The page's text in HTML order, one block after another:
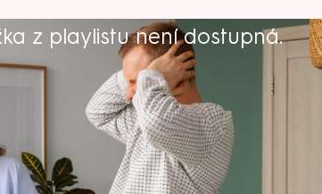
z playlistu není dostupná.
někdy naprosto skvělé a přátelské,
bydlení v pořádnou zkoušku nervů
mít vedle sebe sousedy, kteří jsou
klid ostatních. Jenže ne každý člověk
a pořádku ve společných
sebe přirozeně vytvářejí chaos,